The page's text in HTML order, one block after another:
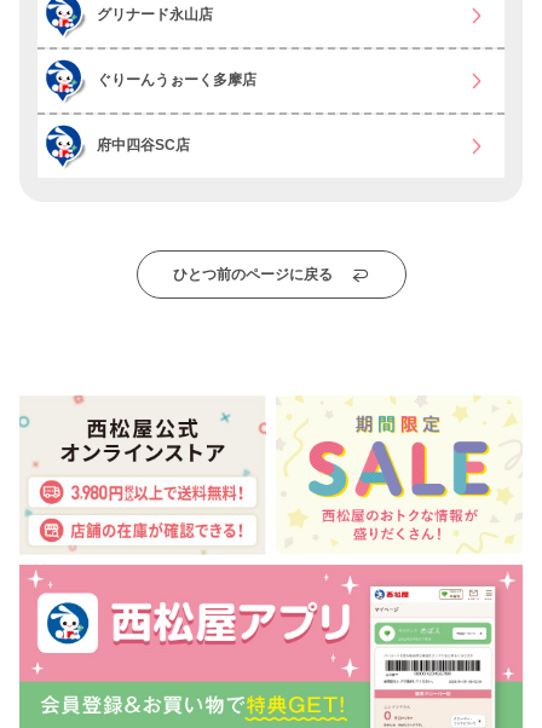
グリナード永山店
ぐりーんうぉーく多摩店
府中四谷SC店
ひとつ前のページに戻る